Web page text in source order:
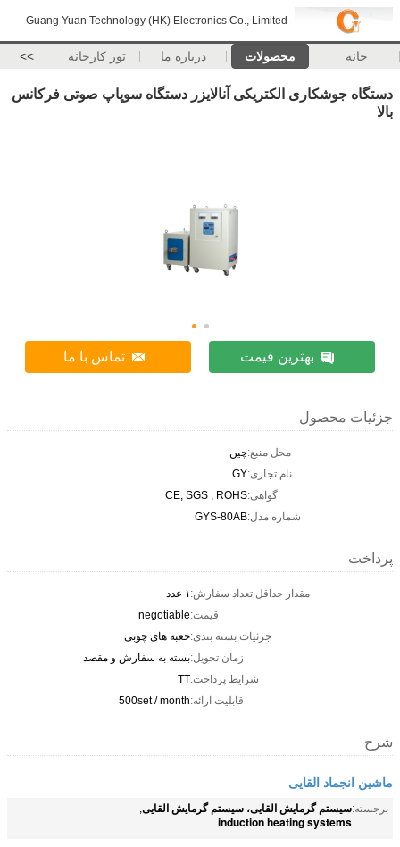
Guang Yuan Technology (HK) Electronics Co., Limited
خانه محصولات درباره ما تور کارخانه >>
دستگاه جوشکاری الکتریکی آنالایزر دستگاه سوپاپ صوتی فرکانس
بالا
بهترین قیمت تماس با ما
جزئیات محصول
محل منبع:چین
نام تجاری:GY
گواهی:CE, SGS , ROHS
شماره مدل:GYS-80AB
پرداخت
مقدار حداقل تعداد سفارش:۱ عدد
قیمت:negotiable
جزئیات بسته بندی:جعبه های چوبی
زمان تحویل:بسته به سفارش و مقصد
شرایط پرداخت:TT
قابلیت ارائه:500set / month
شرح
ماشین انجماد القایی
برجسته:سیستم گرمایش القایی، سیستم گرمایش القایی,
induction heating systems